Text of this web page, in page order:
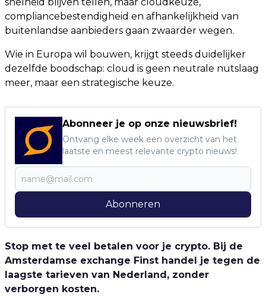
compliancebestendigheid en afhankelijkheid van
buitenlandse aanbieders gaan zwaarder wegen.
Wie in Europa wil bouwen, krijgt steeds duidelijker
dezelfde boodschap: cloud is geen neutrale nutslaag
meer, maar een strategische keuze.
Abonneer je op onze nieuwsbrief!
Ontvang elke week een overzicht van het
laatste en meest relevante crypto nieuws!
Abonneren
Stop met te veel betalen voor je crypto. Bij de
Amsterdamse exchange Finst handel je tegen de
laagste tarieven van Nederland, zonder
verborgen kosten.